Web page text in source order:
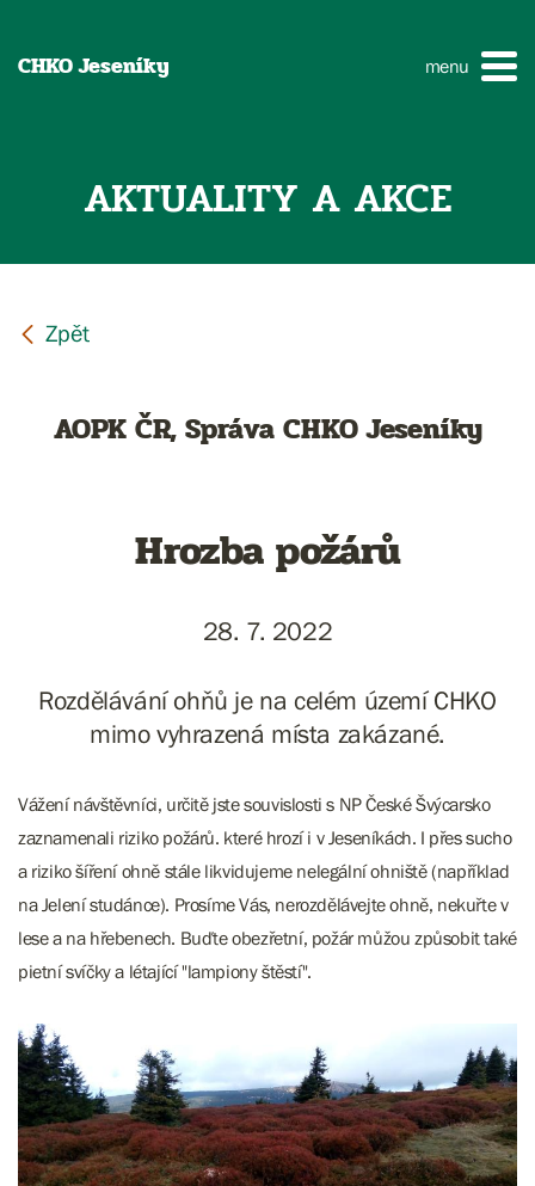
CHKO Jeseníky menu
AKTUALITY A AKCE
AOPK ČR, Správa CHKO Jeseníky
Hrozba požárů
28. 7. 2022
Rozdělávání ohňů je na celém území CHKO
mimo vyhrazená místa zakázané.
Vážení návštěvníci, určitě jste souvislosti s NP České Švýcarsko
zaznamenali riziko požárů. které hrozí i v Jeseníkách. I přes sucho
a riziko šíření ohně stále likvidujeme nelegální ohniště (například
na Jelení studánce). Prosíme Vás, nerozdělávejte ohně, nekuřte v
lese a na hřebenech. Buďte obezřetní, požár můžou způsobit také
pietní svíčky a létající "lampiony štěstí".